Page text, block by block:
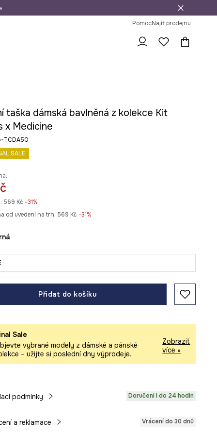
na vrácení zboží
PomocNajít prodejnu
taška dámská bavlněná z kolekce Kit
x Medicine
TCDA50
SALE
569 Kč -31%
od uvedení na trh: 569 Kč -31%
Přidat do košíku
Sale
vybrané modely z dámské a pánské
– užijte si poslední dny výprodeje.
Zobrazit
více »
podmínky Doručení i do 24 hodin
a reklamace Vrácení do 30 dnů